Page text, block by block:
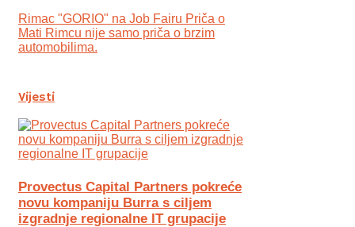
Rimac "GORIO" na Job Fairu Priča o
Mati Rimcu nije samo priča o brzim
automobilima.
Vijesti
Provectus Capital Partners pokreće
novu kompaniju Burra s ciljem
izgradnje regionalne IT grupacije